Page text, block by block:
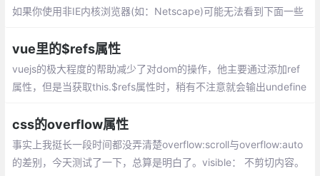
如果你使用非IE内核浏览器(如：Netscape)可能无法看到下面一些
vue里的$refs属性
vuejs的极大程度的帮助减少了对dom的操作，他主要通过添加ref
属性，但是当获取this.$refs属性时，稍有不注意就会输出undefine
几种情况记录：
css的overflow属性
事实上我挺长一段时间都没弄清楚overflow:scroll与overflow:auto
的差别，今天测试了一下，总算是明白了。visible： 不剪切内容。